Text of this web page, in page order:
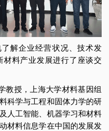
解企业经营状况、技术发
材料产业发展进行了座谈交
教授，上海大学材料基因组
科学与工程和固体力学的研
人工智能、机器学习和材料
材料信息学在中国的发展发